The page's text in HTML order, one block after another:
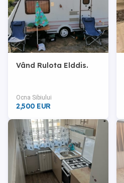
Vând Rulota Elddis.
Ocna Sibiului
2,500 EUR